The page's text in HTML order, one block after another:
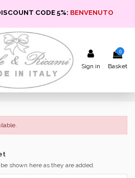
CODE 5%: BENVENUTO
Sign in
0
Basket
shown here as they are added.